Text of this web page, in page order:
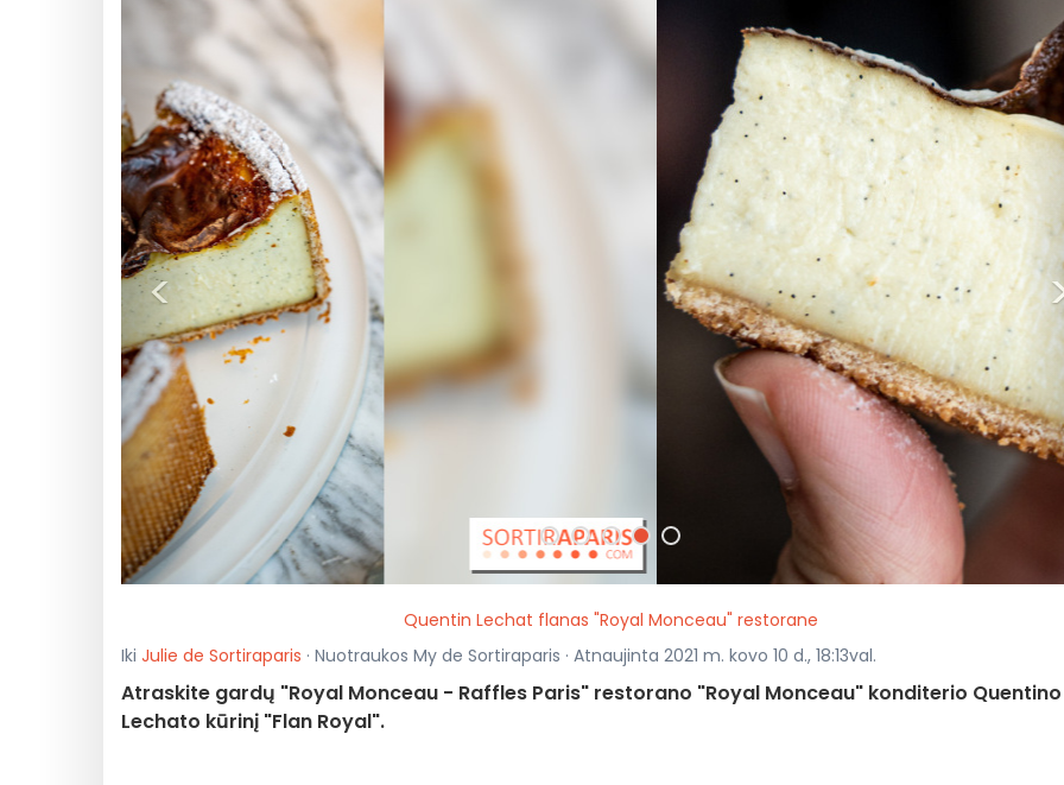
<
Quentin Lechat flanas "Royal Monceau" restorane
Iki Julie de Sortiraparis · Nuotraukos My de Sortiraparis · Atnaujinta 2021 m. kovo 10 d., 18:13val.
Atraskite gardų "Royal Monceau - Raffles Paris" restorano "Royal Monceau" konditerio Quentino
Lechato kūrinį "Flan Royal".